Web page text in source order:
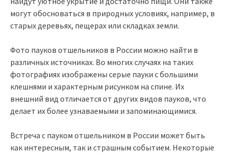
могут обосноваться в природных условиях, например, в
старых деревьях, пещерах или складках земли.
Фото пауков отшельников в России можно найти в
различных источниках. Во многих случаях на таких
фотографиях изображены серые пауки с большими
клешнями и характерным рисунком на спине. Их
внешний вид отличается от других видов пауков, что
делает их более узнаваемыми и запоминающимися.
Встреча с пауком отшельником в России может быть
как интересным, так и страшным событием. Некоторые